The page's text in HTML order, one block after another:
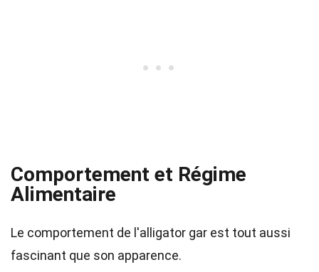
Comportement et Régime
Alimentaire
Le comportement de l'alligator gar est tout aussi
fascinant que son apparence.